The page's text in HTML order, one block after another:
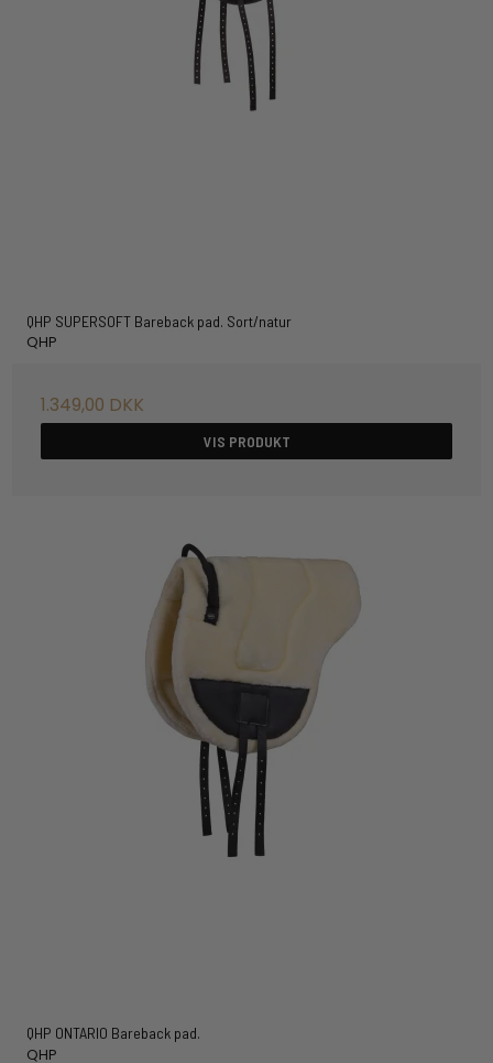
QHP SUPERSOFT Bareback pad. Sort/natur
QHP
1.349,00 DKK
VIS PRODUKT
QHP ONTARIO Bareback pad.
QHP